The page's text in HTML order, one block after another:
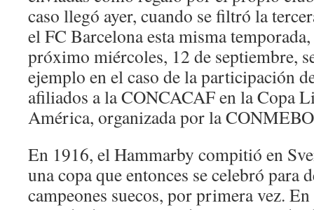
caso llegó ayer, cuando se filtró la
el FC Barcelona esta misma
próximo miércoles, 12 de septiembre,
ejemplo en el caso de la participación
afiliados a la CONCACAF en la Copa
América, organizada por la
En 1916, el Hammarby compitió en
una copa que entonces se celebró para
campeones suecos, por primera vez.